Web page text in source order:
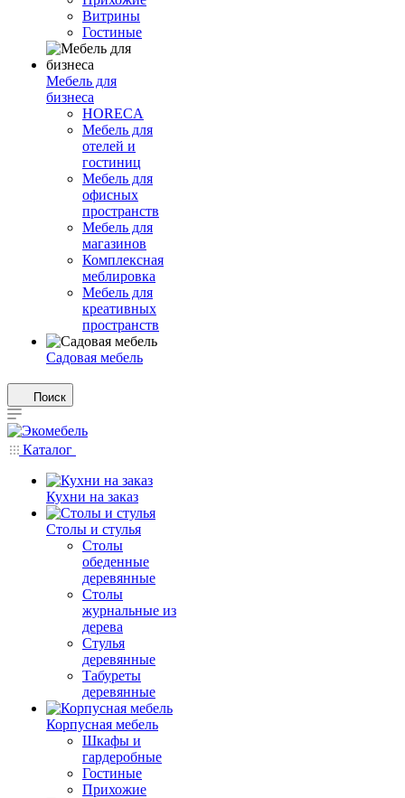
Витрины
Гостиные
Мебель для
бизнеса
HORECA
Мебель для
отелей и
гостиниц
Мебель для
офисных
пространств
Мебель для
магазинов
Комплексная
меблировка
Мебель для
креативных
пространств
Садовая мебель
Поиск
Каталог
Кухни на заказ
Столы и стулья
Столы
обеденные
деревянные
Столы
журнальные из
дерева
Стулья
деревянные
Табуреты
деревянные
Корпусная мебель
Шкафы и
гардеробные
Гостиные
Прихожие